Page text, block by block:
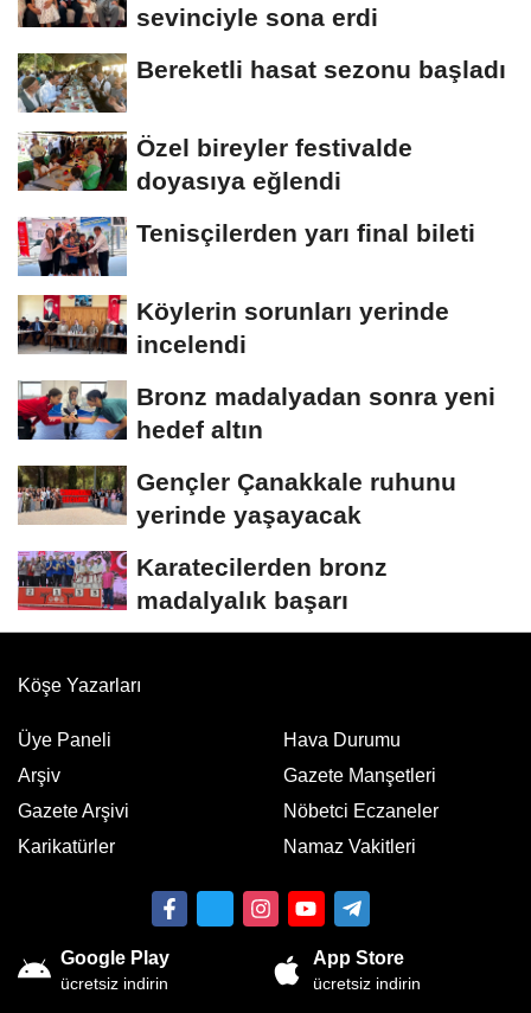
sevinciyle sona erdi
Bereketli hasat sezonu başladı
Özel bireyler festivalde
doyasıya eğlendi
Tenisçilerden yarı final bileti
Köylerin sorunları yerinde
incelendi
Bronz madalyadan sonra yeni
hedef altın
Gençler Çanakkale ruhunu
yerinde yaşayacak
Karatecilerden bronz
madalyalık başarı
Köşe Yazarları
Üye Paneli
Arşiv
Gazete Arşivi
Karikatürler
Hava Durumu
Gazete Manşetleri
Nöbetci Eczaneler
Namaz Vakitleri
Google Play
ücretsiz indirin
App Store
ücretsiz indirin